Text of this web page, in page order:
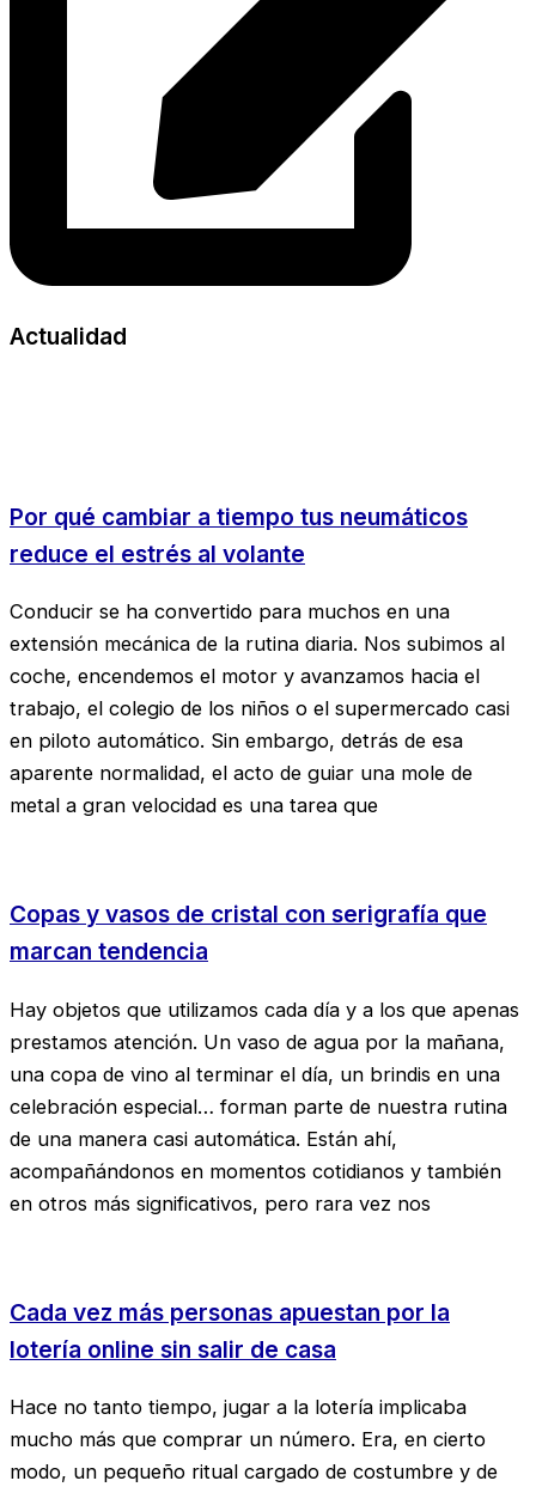
Actualidad
Por qué cambiar a tiempo tus neumáticos
reduce el estrés al volante
Conducir se ha convertido para muchos en una
extensión mecánica de la rutina diaria. Nos subimos al
coche, encendemos el motor y avanzamos hacia el
trabajo, el colegio de los niños o el supermercado casi
en piloto automático. Sin embargo, detrás de esa
aparente normalidad, el acto de guiar una mole de
metal a gran velocidad es una tarea que
Copas y vasos de cristal con serigrafía que
marcan tendencia
Hay objetos que utilizamos cada día y a los que apenas
prestamos atención. Un vaso de agua por la mañana,
una copa de vino al terminar el día, un brindis en una
celebración especial… forman parte de nuestra rutina
de una manera casi automática. Están ahí,
acompañándonos en momentos cotidianos y también
en otros más significativos, pero rara vez nos
Cada vez más personas apuestan por la
lotería online sin salir de casa
Hace no tanto tiempo, jugar a la lotería implicaba
mucho más que comprar un número. Era, en cierto
modo, un pequeño ritual cargado de costumbre y de